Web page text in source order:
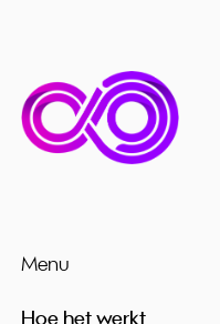
Menu
Hoe het werkt